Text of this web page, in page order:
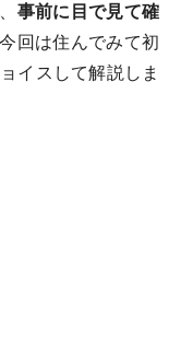
事前に目で見て確
回は住んでみて初
イスして解説しま